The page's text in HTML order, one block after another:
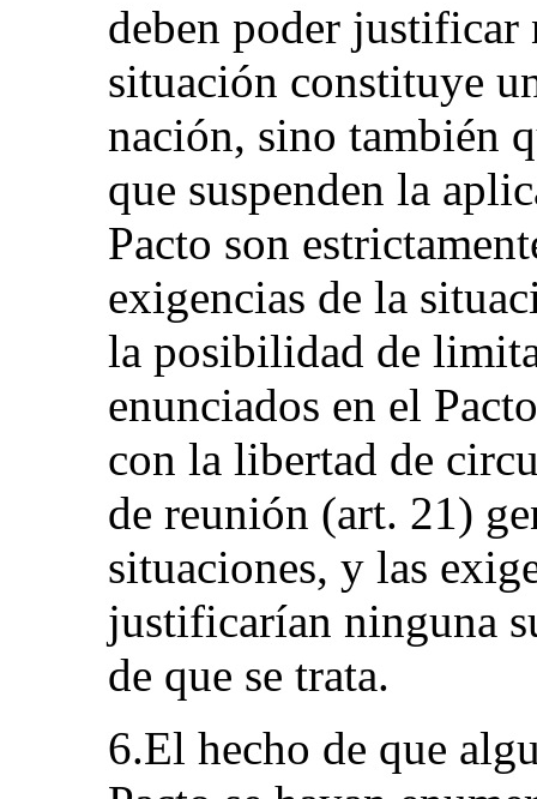
deben poder justificar
situación constituye
nación, sino también
que suspenden la
Pacto son
exigencias de la
la posibilidad de
enunciados en el
con la libertad de
de reunión (art. 21)
situaciones, y las
justificarían ninguna
de que se trata.
6.El hecho de que